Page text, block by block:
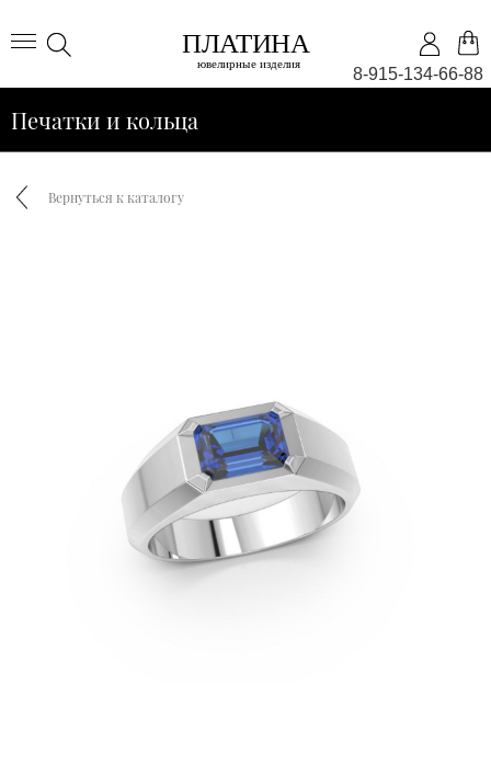
8-915-134-66-88
Печатки и кольца
Вернуться к каталогу